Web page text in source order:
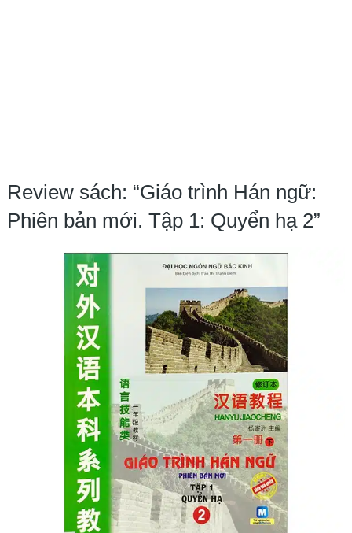
Review sách: “Giáo trình Hán ngữ:
Phiên bản mới. Tập 1: Quyển hạ 2”